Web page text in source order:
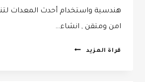
هندسية واستخدام أحدث المعدات
امن ومتقن , انشاء…
قراة المزيد
تركيب